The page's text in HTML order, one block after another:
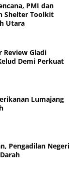
PMI dan
Shelter Toolkit
Utara
Review Gladi
Demi Perkuat
Lumajang
Pengadilan Negeri